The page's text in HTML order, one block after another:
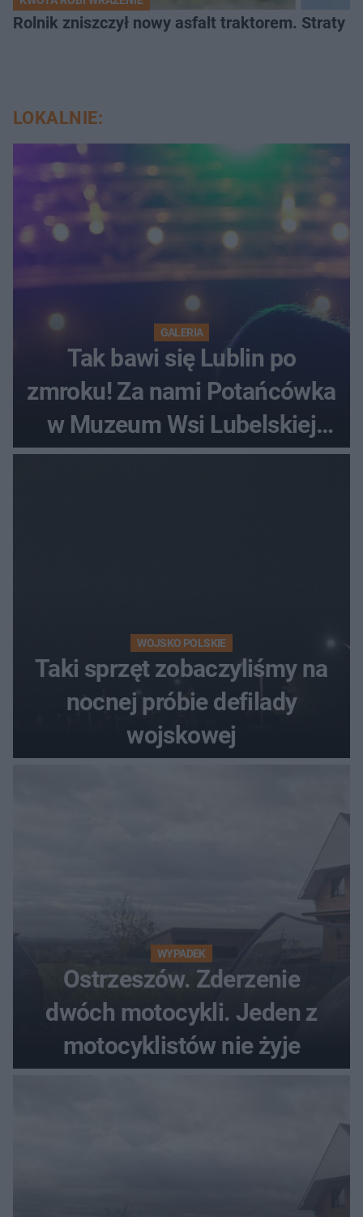
Rolnik zniszczył nowy asfalt traktorem. Straty
LOKALNIE:
GALERIA
Tak bawi się Lublin po
zmroku! Za nami Potańcówka
w Muzeum Wsi Lubelskiej
[ZDJĘCIA]
WOJSKO POLSKIE
Taki sprzęt zobaczyliśmy na
nocnej próbie defilady
wojskowej
WYPADEK
Ostrzeszów. Zderzenie
dwóch motocykli. Jeden z
motocyklistów nie żyje